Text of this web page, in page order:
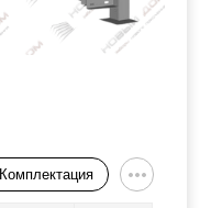
Комплектация